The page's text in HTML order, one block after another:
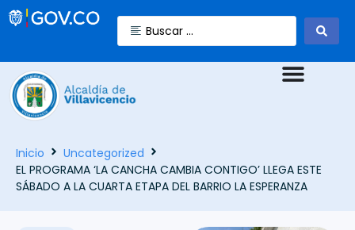
Inicio
Uncategorized
EL PROGRAMA ‘LA CANCHA CAMBIA CONTIGO’ LLEGA ESTE
SÁBADO A LA CUARTA ETAPA DEL BARRIO LA ESPERANZA